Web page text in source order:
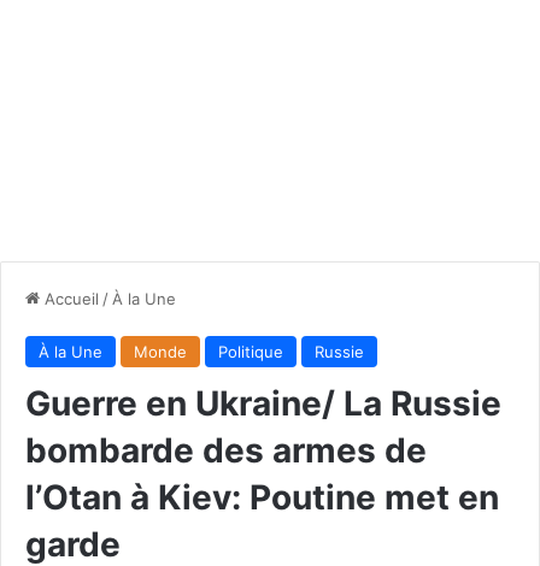
Accueil / À la Une
À la Une Monde Politique Russie
Guerre en Ukraine/ La Russie
bombarde des armes de
l’Otan à Kiev: Poutine met en
garde